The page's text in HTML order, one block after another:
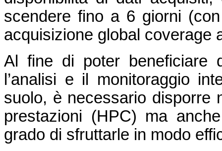
scendere fino a 6 giorni
acquisizione global coverage
Al fine di poter beneficiare
l’analisi e il monitoraggio
suolo, è necessario disporre
prestazioni (HPC) ma
grado di sfruttarle in modo